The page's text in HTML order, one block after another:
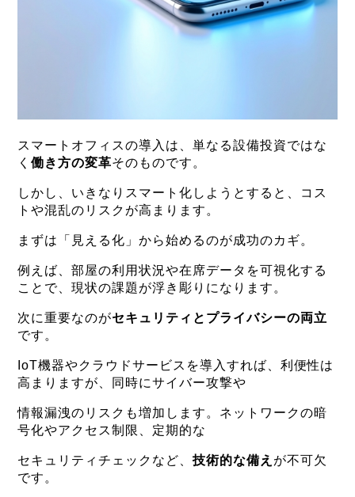
スマートオフィスの導入は、単なる設備投資ではな
く働き方の変革そのものです。
しかし、いきなりスマート化しようとすると、コス
トや混乱のリスクが高まります。
まずは「見える化」から始めるのが成功のカギ。
例えば、部屋の利用状況や在席データを可視化する
ことで、現状の課題が浮き彫りになります。
次に重要なのがセキュリティとプライバシーの両立
です。
IoT機器やクラウドサービスを導入すれば、利便性は
高まりますが、同時にサイバー攻撃や
情報漏洩のリスクも増加します。ネットワークの暗
号化やアクセス制限、定期的な
セキュリティチェックなど、 技術的な備え が不可欠
です。